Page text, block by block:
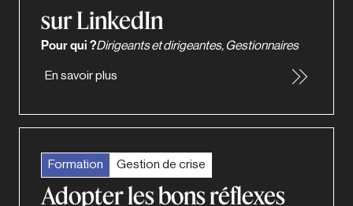
sur LinkedIn
Pour qui ?Dirigeants et dirigeantes, Gestionnaires
En savoir plus
Formation Gestion de crise
Adopter les bons réflexes